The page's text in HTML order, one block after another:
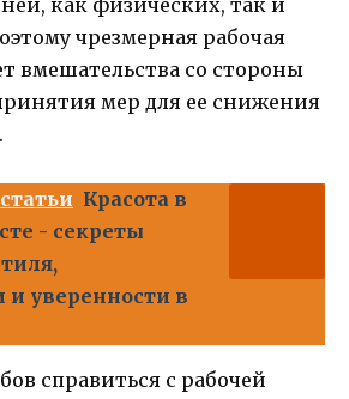
как физических, так и
чрезмерная рабочая
вмешательства со стороны
мер для ее снижения
Красота в
- секреты
и уверенности в
справиться с рабочей